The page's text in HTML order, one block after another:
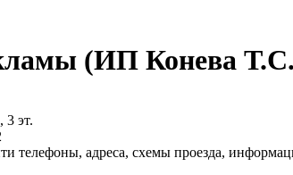
(ИП Конева
3 эт.
телефоны, адреса, схемы проезда,